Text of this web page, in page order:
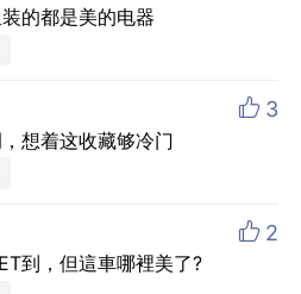
的都是美的电器
 3
想着这收藏够冷门
 2
到，但這車哪裡美了?